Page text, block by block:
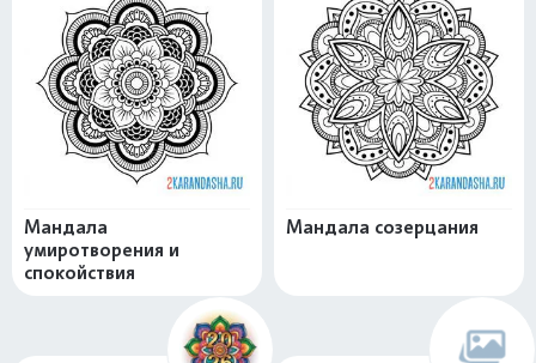
Мандала
умиротворения и
спокойствия
Мандала созерцания